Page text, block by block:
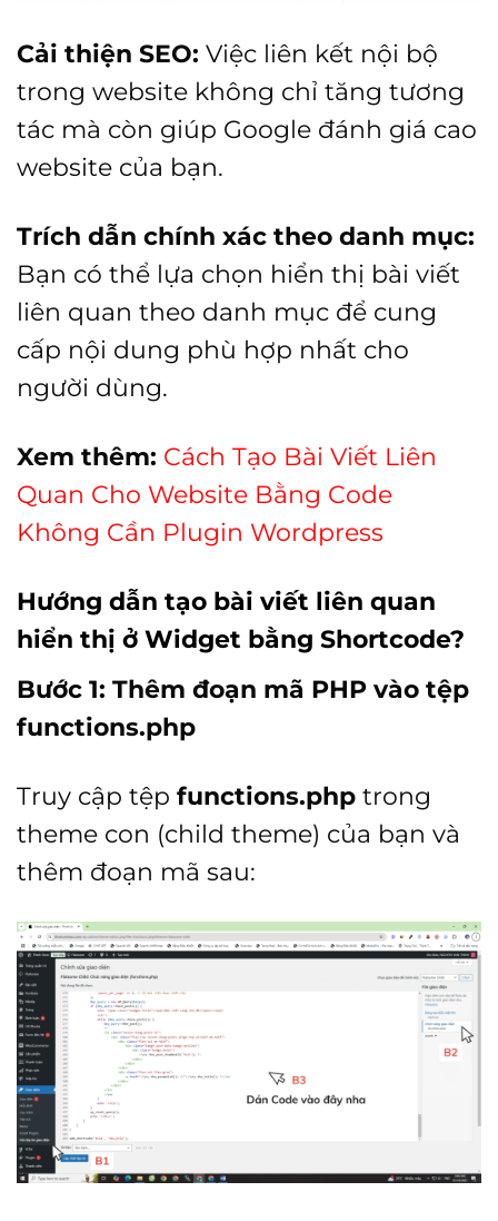
Cải thiện SEO: Việc liên kết nội bộ
trong website không chỉ tăng tương
tác mà còn giúp Google đánh giá cao
website của bạn.
Trích dẫn chính xác theo danh mục:
Bạn có thể lựa chọn hiển thị bài viết
liên quan theo danh mục để cung
cấp nội dung phù hợp nhất cho
người dùng.
Xem thêm: Cách Tạo Bài Viết Liên
Quan Cho Website Bằng Code
Không Cần Plugin Wordpress
Hướng dẫn tạo bài viết liên quan
hiển thị ở Widget bằng Shortcode?
Bước 1: Thêm đoạn mã PHP vào tệp
functions.php
Truy cập tệp functions.php trong
theme con (child theme) của bạn và
thêm đoạn mã sau: